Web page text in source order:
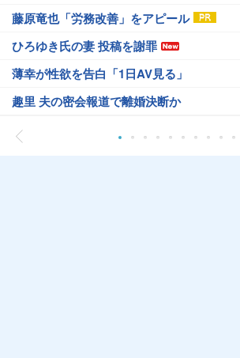
藤原竜也「労務改善」をアピール
ひろゆき氏の妻 投稿を謝罪
薄幸が性欲を告白「1日AV見る」
趣里 夫の密会報道で離婚決断か